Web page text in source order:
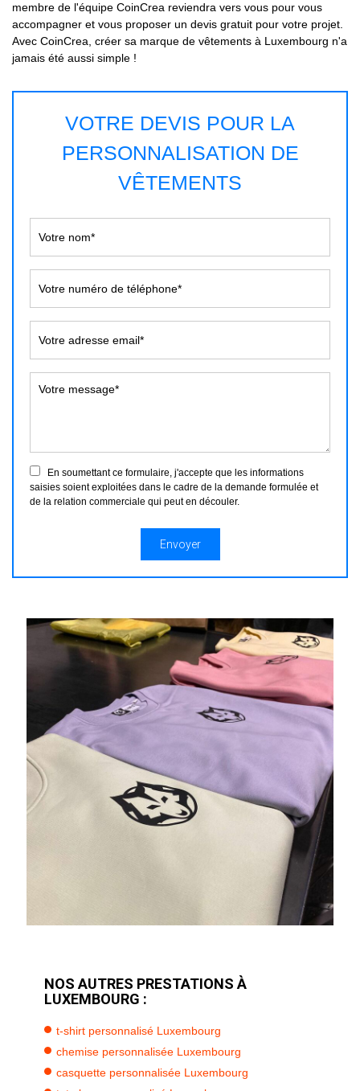
membre de l'équipe CoinCrea reviendra vers vous pour vous
accompagner et vous proposer un devis gratuit pour votre projet.
Avec CoinCrea, créer sa marque de vêtements à Luxembourg n'a
jamais été aussi simple !
VOTRE DEVIS POUR LA
PERSONNALISATION DE
VÊTEMENTS
En soumettant ce formulaire, j'accepte que les informations
saisies soient exploitées dans le cadre de la demande formulée et
de la relation commerciale qui peut en découler.
NOS AUTRES PRESTATIONS À
LUXEMBOURG :
t-shirt personnalisé Luxembourg
chemise personnalisée Luxembourg
casquette personnalisée Luxembourg